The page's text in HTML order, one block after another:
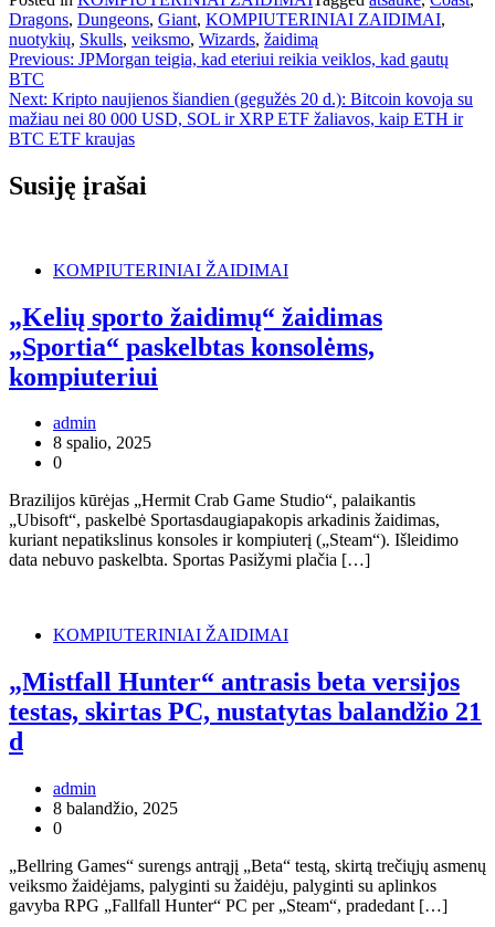
Dragons, Dungeons, Giant, KOMPIUTERINIAI ZAIDIMAI,
nuotykių, Skulls, veiksmo, Wizards, žaidimą
Navigacija
tarp
įrašų
Previous: JPMorgan teigia, kad eteriui reikia veiklos, kad gautų
BTC
Next: Kripto naujienos šiandien (gegužės 20 d.): Bitcoin kovoja su
mažiau nei 80 000 USD, SOL ir XRP ETF žaliavos, kaip ETH ir
BTC ETF kraujas
Susiję įrašai
KOMPIUTERINIAI ŽAIDIMAI
„Kelių sporto žaidimų“ žaidimas
„Sportia“ paskelbtas konsolėms,
kompiuteriui
admin
8 spalio, 2025
0
Brazilijos kūrėjas „Hermit Crab Game Studio“, palaikantis
„Ubisoft“, paskelbė Sportasdaugiapakopis arkadinis žaidimas,
kuriant nepatikslinus konsoles ir kompiuterį („Steam“). Išleidimo
data nebuvo paskelbta. Sportas Pasižymi plačia […]
KOMPIUTERINIAI ŽAIDIMAI
„Mistfall Hunter“ antrasis beta versijos
testas, skirtas PC, nustatytas balandžio 21
d
admin
8 balandžio, 2025
0
„Bellring Games“ surengs antrąjį „Beta“ testą, skirtą trečiųjų asmenų
veiksmo žaidėjams, palyginti su žaidėju, palyginti su aplinkos
gavyba RPG „Fallfall Hunter“ PC per „Steam“, pradedant […]